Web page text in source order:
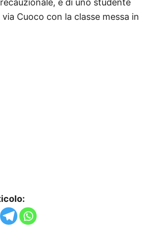
e di uno studente
Cuoco con la classe messa in